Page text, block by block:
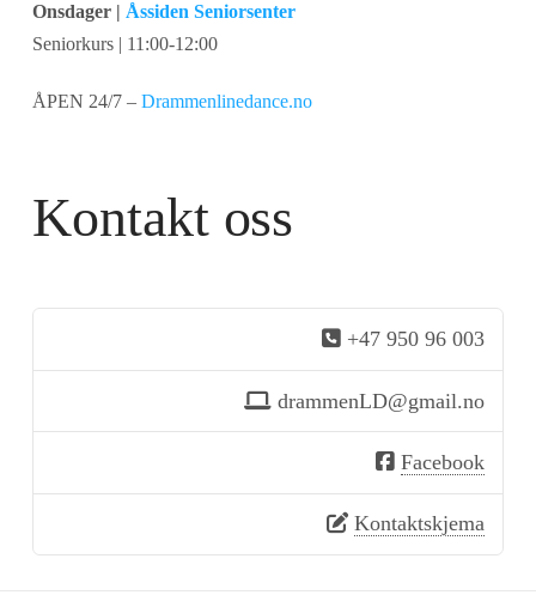
Onsdager | Åssiden Seniorsenter
Seniorkurs | 11:00-12:00
ÅPEN 24/7 – Drammenlinedance.no
Kontakt oss
+47 950 96 003
drammenLD@gmail.no
Facebook
Kontaktskjema